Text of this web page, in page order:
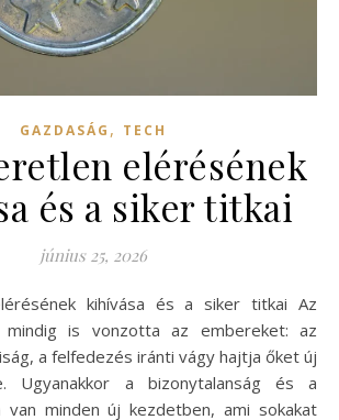
GAZDASÁG , TECH
elérésének
és a siker titkai
június 25, 2026
mindig is vonzotta az embereket: az
a felfedezés iránti vágy hajtja őket új
Ugyanakkor a bizonytalanság és a
van minden új kezdetben, ami sokakat